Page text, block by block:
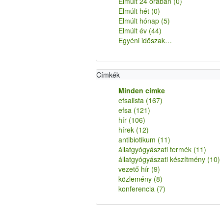
Elmúlt hét (0)
Elmúlt hónap (5)
Elmúlt év (44)
Egyéni időszak…
Címkék
Minden címke
efsalista (167)
efsa (121)
hír (106)
hírek (12)
antibiotikum (11)
állatgyógyászati termék (11)
állatgyógyászati készítmény (10)
vezető hír (9)
közlemény (8)
konferencia (7)